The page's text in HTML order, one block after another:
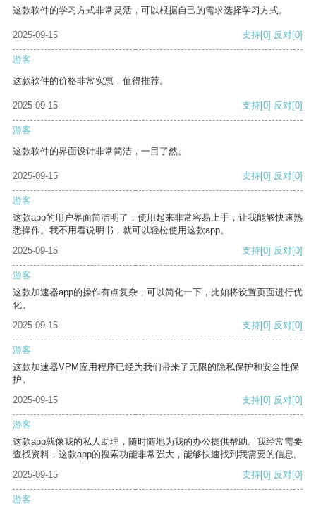
这款软件的学习方式非常灵活，可以根据自己的需求选择学习方式。
2025-09-15 支持[0] 反对[0]
游客
这款软件的价格非常实惠，值得推荐。
2025-09-15 支持[0] 反对[0]
游客
这款软件的界面设计非常简洁，一目了然。
2025-09-15 支持[0] 反对[0]
游客
这款app的用户界面简洁明了，使用起来非常容易上手，让我能够快速熟
悉操作。我不用看说明书，就可以轻松使用这款app。
2025-09-15
支持[0] 反对[0]
游客
这款加速器app的操作有点复杂，可以简化一下，比如将设置页面进行优
化。
2025-09-15
支持[0] 反对[0]
游客
这款加速器VPM应用程序已经为我们带来了无限的隐私保护和安全性保
护。
2025-09-15
支持[0] 反对[0]
游客
这款app就像我的私人助理，随时随地为我的办公提供帮助。我经常需要
查找资料，这款app的搜索功能非常强大，能够快速找到我需要的信息。
2025-09-15
支持[0] 反对[0]
游客